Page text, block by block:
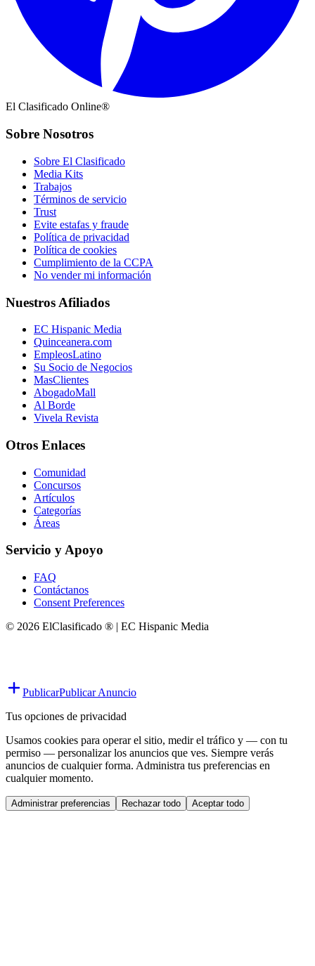
El Clasificado Online®
Sobre Nosotros
Sobre El Clasificado
Media Kits
Trabajos
Términos de servicio
Trust
Evite estafas y fraude
Política de privacidad
Política de cookies
Cumplimiento de la CCPA
No vender mi información
Nuestros Afiliados
EC Hispanic Media
Quinceanera.com
EmpleosLatino
Su Socio de Negocios
MasClientes
AbogadoMall
Al Borde
Vivela Revista
Otros Enlaces
Comunidad
Concursos
Artículos
Categorías
Áreas
Servicio y Apoyo
FAQ
Contáctanos
Consent Preferences
© 2026 ElClasificado ® | EC Hispanic Media
PublicarPublicar Anuncio
Tus opciones de privacidad
Usamos cookies para operar el sitio, medir el tráfico y — con tu
permiso — personalizar los anuncios que ves. Siempre verás
anuncios de cualquier forma. Administra tus preferencias en
cualquier momento.
Administrar preferencias Rechazar todo Aceptar todo